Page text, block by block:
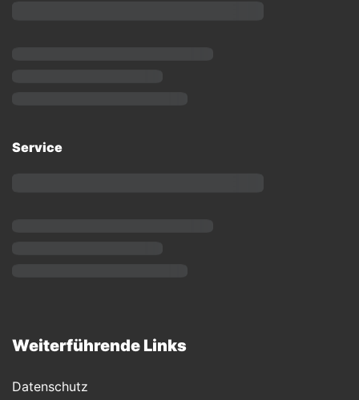
Service
Weiterführende Links
Datenschutz